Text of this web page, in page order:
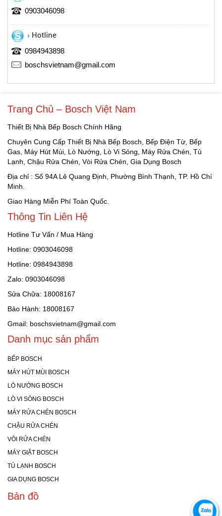
0903046098
Hotline
0984943898
boschsvietnam@gmail.com
Trang Chủ – Bosch Việt Nam
Thiết Bị Nhà Bếp Bosch Chính Hãng
Chuyên Cung Cấp Thiết Bị Nhà Bếp Bosch, Bếp Điện Từ, Bếp
Gas, Máy Hút Mùi, Lò Nướng, Lò Vi Sóng, Máy Rửa Chén, Tủ
Lạnh, Chậu Rửa Chén, Vòi Rửa Chén, Gia Dụng Bosch
Địa chỉ : Số 94A Lê Quang Định, Phường Bình Thạnh, TP. Hồ Chí
Minh.
Giao Hàng Miễn Phí Toàn Quốc.
Thông Tin Liên Hệ
Hotline Tư Vấn / Mua Hàng
Hotline: 0903046098
Hotline: 0984943898
Zalo: 0903046098
Sửa Chữa: 18008167
Bảo Hành: 18008167
Gmail: boschsvietnam@gmail.com
Danh mục sản phẩm
BẾP BOSCH
MÁY HÚT MÙI BOSCH
LÒ NƯỚNG BOSCH
LÒ VI SÓNG BOSCH
MÁY RỬA CHÉN BOSCH
CHẬU RỬA CHÉN
VÒI RỬA CHÉN
MÁY GIẶT BOSCH
TỦ LẠNH BOSCH
GIA DỤNG BOSCH
Bản đồ